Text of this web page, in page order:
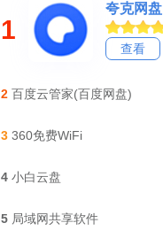
1
夸克网盘
查看
2 百度云管家(百度网盘)
3 360免费WiFi
4 小白云盘
5 局域网共享软件